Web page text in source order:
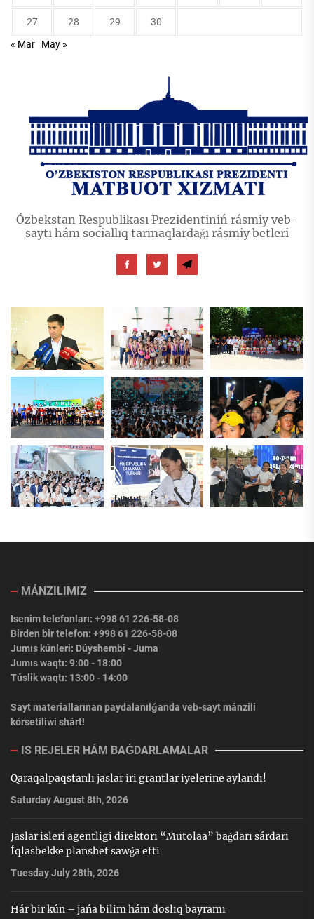
27 28 29
30
« Mar
May »
Ózbekstan Respublikası Prezidentiniń rásmiy veb-
saytı hám sociallıq tarmaqlardaǵı rásmiy betleri
MÁNZILIMIZ
Isenim telefonları: +998 61 226-58-08
Birden bir telefon: +998 61 226-58-08
Jumıs kúnleri: Dúyshembi - Juma
Jumıs waqtı: 9:00 - 18:00
Túslik waqtı: 13:00 - 14:00
Sayt materiallarınan paydalanılǵanda veb-sayt mánzili
kórsetiliwi shárt!
IS REJELER HÁM BAǴDARLAMALAR
Qaraqalpaqstanlı jaslar iri grantlar iyelerine aylandı!
Saturday August 8th, 2026
Jaslar isleri agentligi direktorı “Mutolaa” baǵdarı sárdarı
Íqlasbekke planshet sawǵa etti
Tuesday July 28th, 2026
Hár bir kún – jańa bilim hám doslıq bayramı